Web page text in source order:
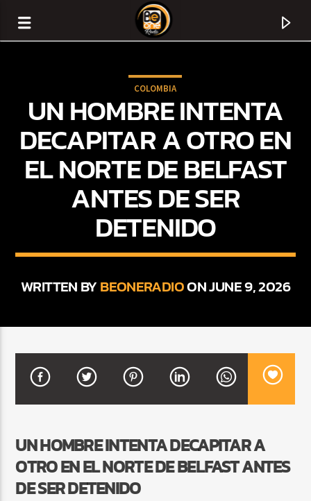
TITLE
CURRENT SHOW
BACHATA Y VALLENATO
9:00 AM 11:00 AM
Beone Radio
COLOMBIA
UN HOMBRE INTENTA
DECAPITAR A OTRO EN
EL NORTE DE BELFAST
ANTES DE SER
DETENIDO
WRITTEN BYBEONERADIOON JUNE 9, 2026
UN HOMBRE INTENTA DECAPITAR A
OTRO EN EL NORTE DE BELFAST ANTES
DE SER DETENIDO